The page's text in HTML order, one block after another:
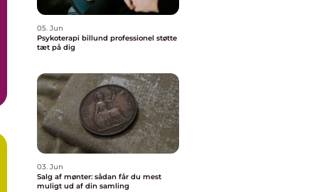
05. Jun
Psykoterapi billund professionel støtte
tæt på dig
03. Jun
Salg af mønter: sådan får du mest
muligt ud af din samling